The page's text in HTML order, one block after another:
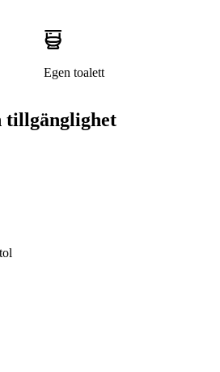
Egen toalett
tillgänglighet